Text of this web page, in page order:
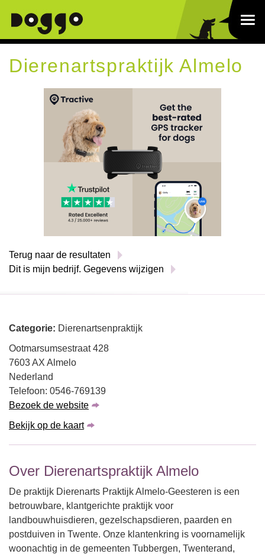
Dierenartspraktijk Almelo
Terug naar de resultaten
Dit is mijn bedrijf. Gegevens wijzigen
Categorie: Dierenartsenpraktijk
Ootmarsumsestraat 428
7603 AX Almelo
Nederland
Telefoon: 0546-769139
Bezoek de website
Bekijk op de kaart
Over Dierenartspraktijk Almelo
De praktijk Dierenarts Praktijk Almelo-Geesteren is een
betrouwbare, klantgerichte praktijk voor
landbouwhuisdieren, gezelschapsdieren, paarden en
postduiven in Twente. Onze klantenkring is voornamelijk
woonachtig in de gemeenten Tubbergen, Twenterand,